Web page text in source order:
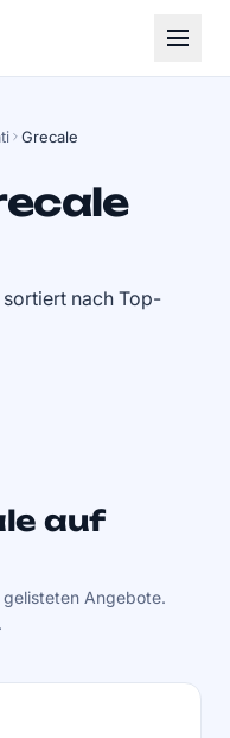
Grecale
nach Top-
auf
Angebote.